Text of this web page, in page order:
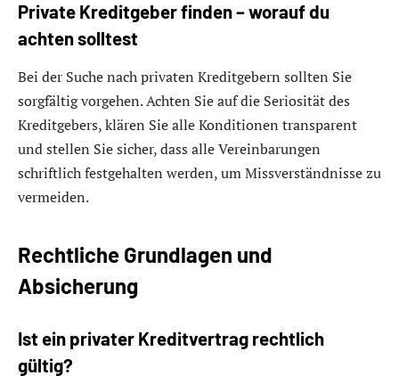
Private Kreditgeber finden – worauf du
achten solltest
Bei der Suche nach privaten Kreditgebern sollten Sie
sorgfältig vorgehen. Achten Sie auf die Seriosität des
Kreditgebers, klären Sie alle Konditionen transparent
und stellen Sie sicher, dass alle Vereinbarungen
schriftlich festgehalten werden, um Missverständnisse zu
vermeiden.
Rechtliche Grundlagen und
Absicherung
Ist ein privater Kreditvertrag rechtlich
gültig?